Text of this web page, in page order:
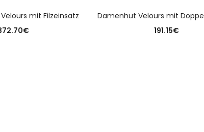
mit Filzeinsatz
€
Damenhut Velours mit
191.15€